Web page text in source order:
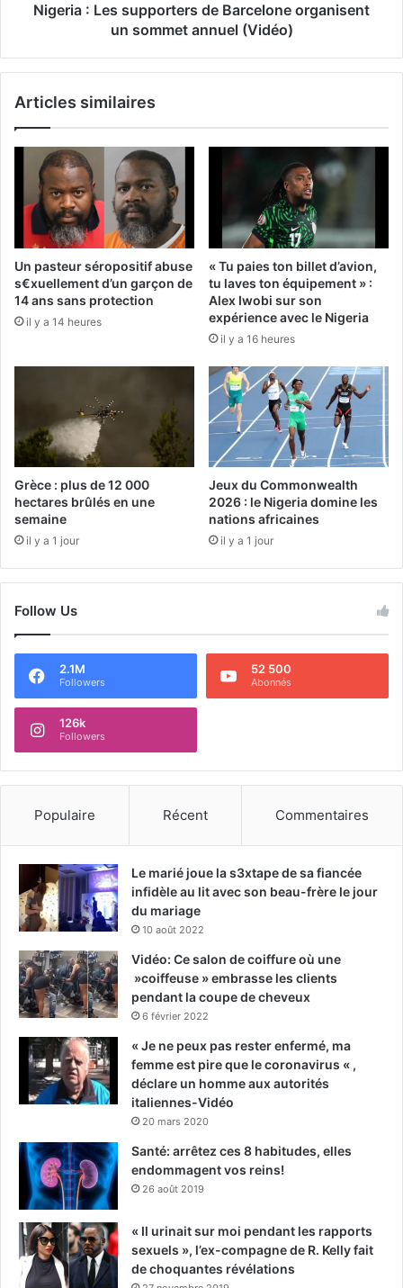
Nigeria : Les supporters de Barcelone organisent
un sommet annuel (Vidéo)
Articles similaires
Un pasteur séropositif abuse
s€xuellement d’un garçon de
14 ans sans protection
il y a 14 heures
« Tu paies ton billet d’avion,
tu laves ton équipement » :
Alex Iwobi sur son
expérience avec le Nigeria
il y a 16 heures
Grèce : plus de 12 000
hectares brûlés en une
semaine
il y a 1 jour
Jeux du Commonwealth
2026 : le Nigeria domine les
nations africaines
il y a 1 jour
Follow Us
2.1M
Followers
52 500
Abonnés
126k
Followers
Populaire Récent Commentaires
Le marié joue la s3xtape de sa fiancée
infidèle au lit avec son beau-frère le jour
du mariage
10 août 2022
Vidéo: Ce salon de coiffure où une
»coiffeuse » embrasse les clients
pendant la coupe de cheveux
6 février 2022
« Je ne peux pas rester enfermé, ma
femme est pire que le coronavirus « ,
déclare un homme aux autorités
italiennes-Vidéo
20 mars 2020
Santé: arrêtez ces 8 habitudes, elles
endommagent vos reins!
26 août 2019
« Il urinait sur moi pendant les rapports
sexuels », l’ex-compagne de R. Kelly fait
de choquantes révélations